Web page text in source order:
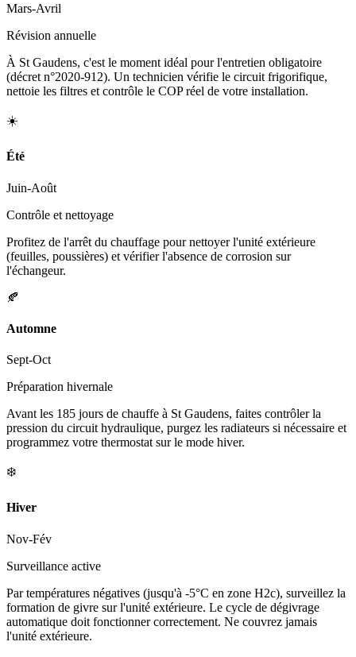
Mars-Avril
Révision annuelle
À St Gaudens, c'est le moment idéal pour l'entretien obligatoire
(décret n°2020-912). Un technicien vérifie le circuit frigorifique,
nettoie les filtres et contrôle le COP réel de votre installation.
☀️
Été
Juin-Août
Contrôle et nettoyage
Profitez de l'arrêt du chauffage pour nettoyer l'unité extérieure
(feuilles, poussières) et vérifier l'absence de corrosion sur
l'échangeur.
🍂
Automne
Sept-Oct
Préparation hivernale
Avant les 185 jours de chauffe à St Gaudens, faites contrôler la
pression du circuit hydraulique, purgez les radiateurs si nécessaire et
programmez votre thermostat sur le mode hiver.
❄️
Hiver
Nov-Fév
Surveillance active
Par températures négatives (jusqu'à -5°C en zone H2c), surveillez la
formation de givre sur l'unité extérieure. Le cycle de dégivrage
automatique doit fonctionner correctement. Ne couvrez jamais
l'unité extérieure.